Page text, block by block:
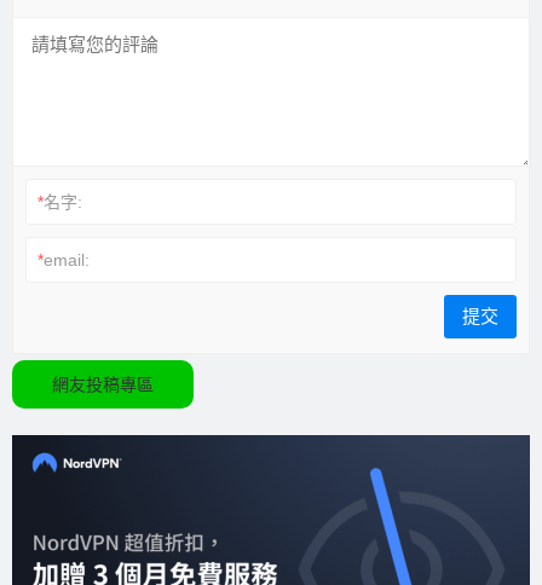
*名字:
*email:
網友投稿專區